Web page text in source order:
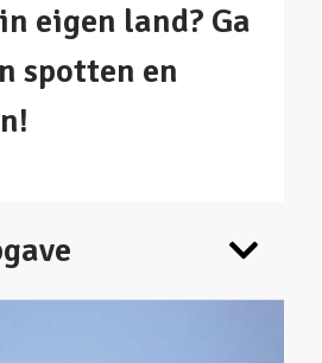
eigen land? Ga
spotten en